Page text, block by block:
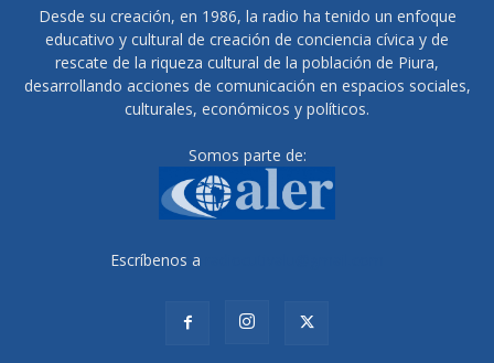
Desde su creación, en 1986, la radio ha tenido un enfoque
educativo y cultural de creación de conciencia cívica y de
rescate de la riqueza cultural de la población de Piura,
desarrollando acciones de comunicación en espacios sociales,
culturales, económicos y políticos.
Somos parte de:
Escríbenos a